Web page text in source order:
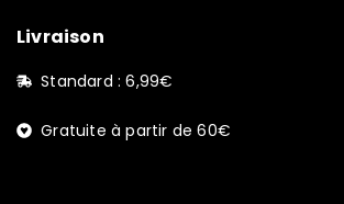
Livraison
Standard : 6,99€
Gratuite à partir de 60€